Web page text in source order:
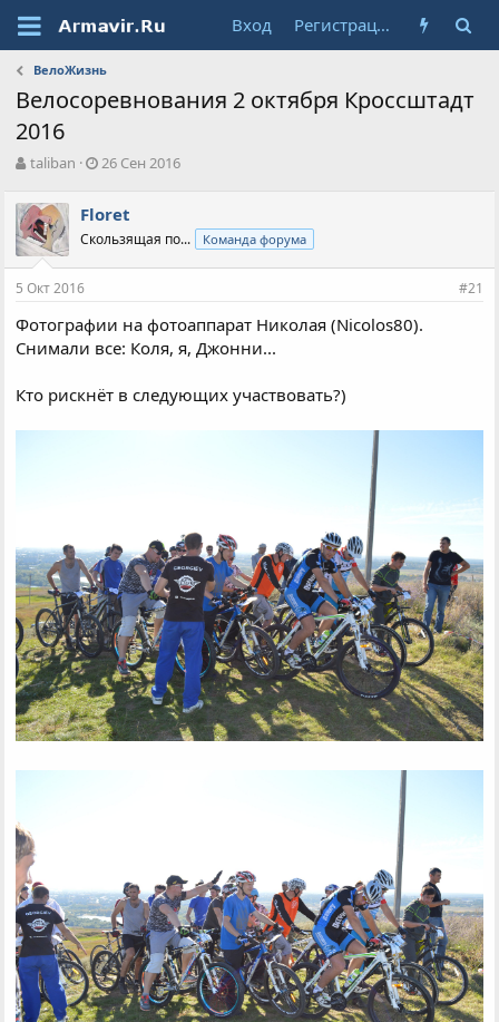
Вход Регистрация
ВелоЖизнь
Велосоревнования 2 октября Кроссштадт
2016
А
т
о
р
т
е
ы
taliban
Д
а
н
л
а
26 Сен 2016
Floret
Скользящая по... Команда форума
5 Окт 2016 #21
Фотографии на фотоаппарат Николая (Nicolos80).
Снимали все: Коля, я, Джонни...
Кто рискнёт в следующих участвовать?)